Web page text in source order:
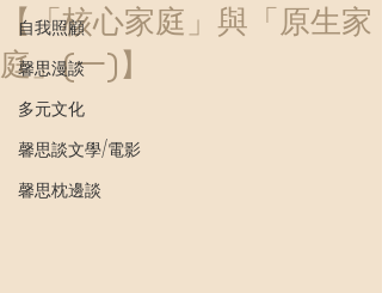
自我照顧
馨思漫談
多元文化
馨思談文學/電影
馨思枕邊談
【「核心家庭」與「原生家
庭」(一)】